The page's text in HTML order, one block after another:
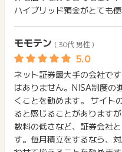
までお問い合わせください
お問い合わせをした場合、
ざいます。
※3.比較対象範囲は、 口座
券、三菱UFJ eスマート証
りSB証券調べ)
※4.現物取引・信用取引（制
ハイブリッド預金がとても便
モモテン ( 30代 男性 )
ネット証券最大手の会社で
はありません。NISA制度の
くことを勧めます。 サイト
ると感じることがあります
数料の低さなど、証券会社
す。毎月積立をするなら、